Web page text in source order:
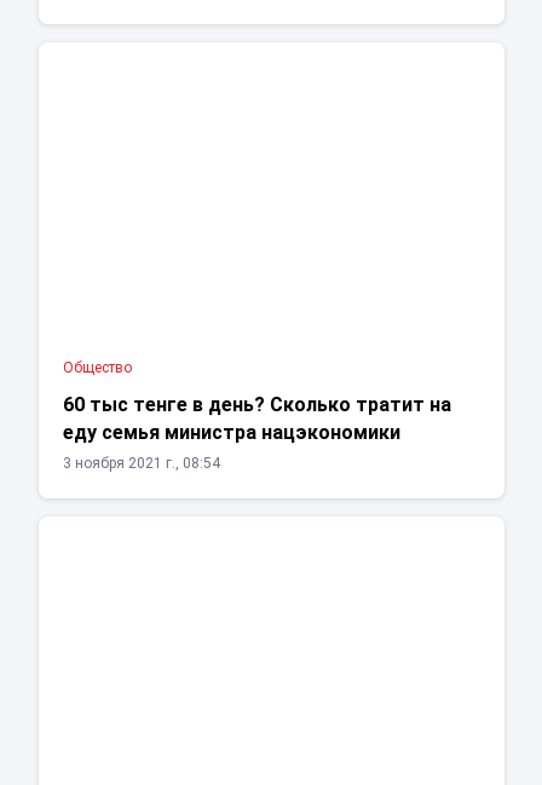
Общество
60 тыс тенге в день? Сколько тратит на
еду семья министра нацэкономики
3 ноября 2021 г., 08:54